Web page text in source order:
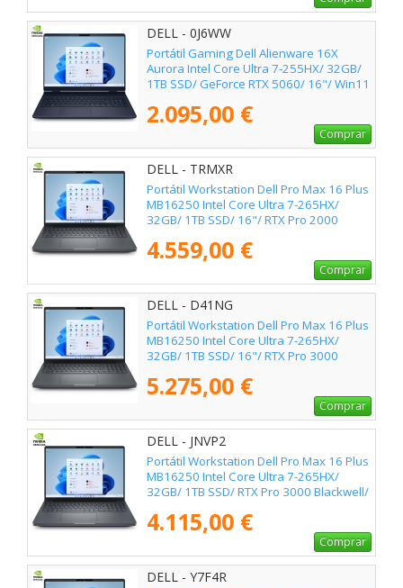
DELL - 0J6WW
Portátil Gaming Dell Alienware 16X
Aurora Intel Core Ultra 7-255HX/ 32GB/
1TB SSD/ GeForce RTX 5060/ 16"/ Win11
2.095,00 €
Comprar
DELL - TRMXR
Portátil Workstation Dell Pro Max 16 Plus
MB16250 Intel Core Ultra 7-265HX/
32GB/ 1TB SSD/ 16"/ RTX Pro 2000
4.559,00 €
Comprar
DELL - D41NG
Portátil Workstation Dell Pro Max 16 Plus
MB16250 Intel Core Ultra 7-265HX/
32GB/ 1TB SSD/ 16"/ RTX Pro 3000
5.275,00 €
Comprar
DELL - JNVP2
Portátil Workstation Dell Pro Max 16 Plus
MB16250 Intel Core Ultra 7-265HX/
32GB/ 1TB SSD/ RTX Pro 3000 Blackwell/
4.115,00 €
Comprar
DELL - Y7F4R